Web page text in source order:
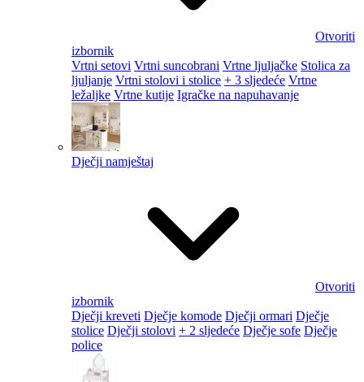
Otvoriti
izbornik
Vrtni setovi Vrtni suncobrani Vrtne ljuljačke Stolica za
ljuljanje Vrtni stolovi i stolice + 3 sljedeće Vrtne
ležaljke Vrtne kutije Igračke na napuhavanje
Dječji namještaj
Otvoriti
izbornik
Dječji kreveti Dječje komode Dječji ormari Dječje
stolice Dječji stolovi + 2 sljedeće Dječje sofe Dječje
police